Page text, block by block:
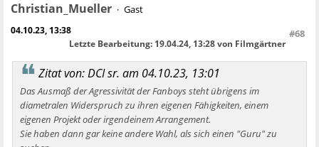
Christian_Mueller Gast
04.10.23, 13:38 #68
Letzte Bearbeitung: 19.04.24, 13:28 von Filmgärtner
Zitat von: DCI sr. am 04.10.23, 13:01
Das Ausmaß der Agressivität der Fanboys steht übrigens im
diametralen Widerspruch zu ihren eigenen Fähigkeiten, einem
eigenen Projekt oder irgendeinem Arrangement.
Sie haben dann gar keine andere Wahl, als sich einen "Guru" zu